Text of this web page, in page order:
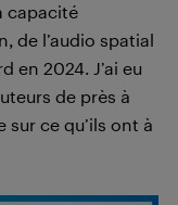
capacité
de l’audio spatial
en 2024. J’ai eu
de près à
sur ce qu’ils ont à